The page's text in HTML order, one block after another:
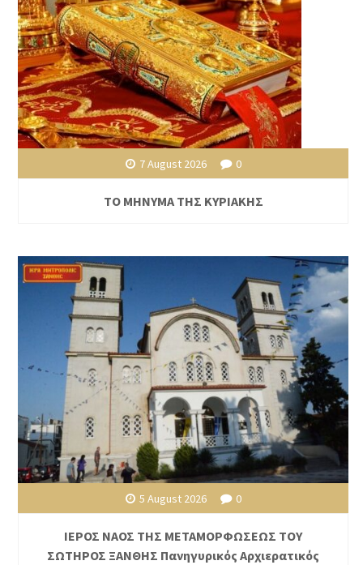
7 August 2026 0
ΤΟ ΜΗΝΥΜΑ ΤΗΣ ΚΥΡΙΑΚΗΣ
5 August 2026 0
ΙΕΡΟΣ ΝΑΟΣ ΤΗΣ ΜΕΤΑΜΟΡΦΩΣΕΩΣ ΤΟΥ
ΣΩΤΗΡΟΣ ΞΑΝΘΗΣ Πανηγυρικός Αρχιερατικός